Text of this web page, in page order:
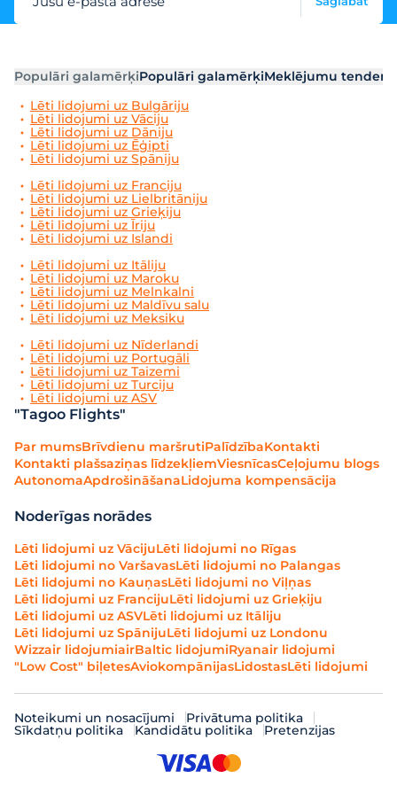
Populāri galamērķiPopulāri galamērķiMeklējumu
Lēti lidojumi uz Bulgāriju
Lēti lidojumi uz Vāciju
Lēti lidojumi uz Dāniju
Lēti lidojumi uz Ēģipti
Lēti lidojumi uz Spāniju
Lēti lidojumi uz Franciju
Lēti lidojumi uz Lielbritāniju
Lēti lidojumi uz Grieķiju
Lēti lidojumi uz Īriju
Lēti lidojumi uz Islandi
Lēti lidojumi uz Itāliju
Lēti lidojumi uz Maroku
Lēti lidojumi uz Melnkalni
Lēti lidojumi uz Maldīvu salu
Lēti lidojumi uz Meksiku
Lēti lidojumi uz Nīderlandi
Lēti lidojumi uz Portugāli
Lēti lidojumi uz Taizemi
Lēti lidojumi uz Turciju
Lēti lidojumi uz ASV
"Tagoo Flights"
Par mumsBrīvdienu maršrutiPalīdzībaKontakti
Kontakti plašsaziņas līdzekļiemViesnīcasCeļojumu blogs
AutonomaApdrošināšanaLidojuma kompensācija
Noderīgas norādes
Lēti lidojumi uz VācijuLēti lidojumi no Rīgas
Lēti lidojumi no VaršavasLēti lidojumi no Palangas
Lēti lidojumi no KauņasLēti lidojumi no Viļņas
Lēti lidojumi uz FrancijuLēti lidojumi uz Grieķiju
Lēti lidojumi uz ASVLēti lidojumi uz Itāliju
Lēti lidojumi uz SpānijuLēti lidojumi uz Londonu
Wizzair lidojumiairBaltic lidojumiRyanair lidojumi
"Low Cost" biļetesAviokompānijasLidostasLēti lidojumi
Noteikumi un nosacījumi Privātuma politika
Sīkdatņu politika Kandidātu politika Pretenzijas